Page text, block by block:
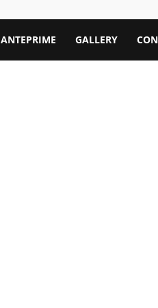
ANTEPRIME GALLERY